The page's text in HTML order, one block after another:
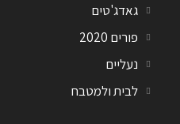
גאדג'טים
פורים 2020
נעליים
לבית ולמטבח